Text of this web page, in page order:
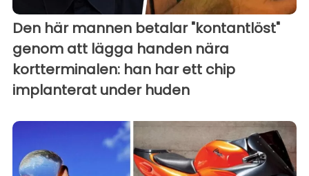
Den här mannen betalar "kontantlöst"
genom att lägga handen nära
kortterminalen: han har ett chip
implanterat under huden